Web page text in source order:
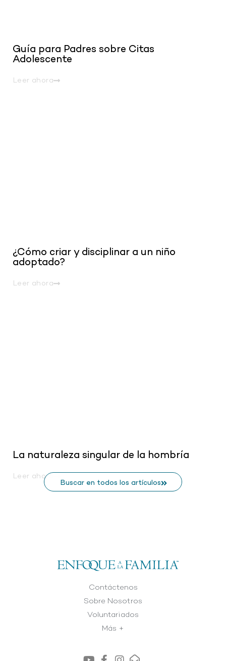
Guía para Padres sobre Citas
Adolescente
Leer ahora
¿Cómo criar y disciplinar a un niño
adoptado?
Leer ahora
La naturaleza singular de la hombría
Leer ahora
Buscar en todos los artículos
Contáctenos
Sobre Nosotros
Voluntariados
Más +